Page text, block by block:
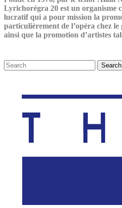
Lyrichorégra 20 est un organisme
lucratif qui a pour mission la
particulièrement de l’opéra chez
ainsi que la promotion d’artistes